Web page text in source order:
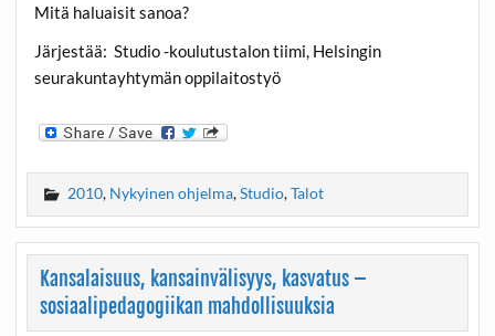
Mitä haluaisit sanoa?
Järjestää: Studio -koulutustalon tiimi, Helsingin
seurakuntayhtymän oppilaitostyö
2010, Nykyinen ohjelma,Studio,Talot
Kansalaisuus, kansainvälisyys, kasvatus –
sosiaalipedagogiikan mahdollisuuksia